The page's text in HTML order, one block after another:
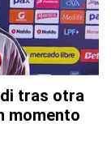
tras otra
momento